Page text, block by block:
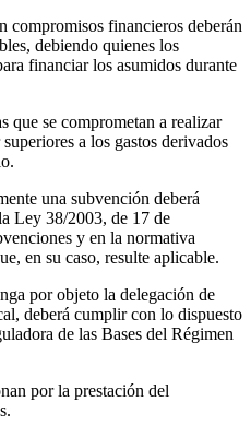
compromisos financieros deberán
debiendo quienes los
financiar los asumidos durante
que se comprometan a realizar
a los gastos derivados
una subvención deberá
Ley 38/2003, de 17 de
y en la normativa
en su caso, resulte aplicable.
por objeto la delegación de
deberá cumplir con lo dispuesto
de las Bases del Régimen
por la prestación del